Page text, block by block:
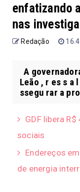
enfatizando
nas
Redação
A
Leão , r es s a
ssegu rar a
GDF libera
sociais
Endereços
de energia